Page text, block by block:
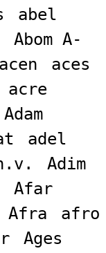
abel
Abom A-
acen
aces
acre
adel
Adim
Afar
Afra
afro
Ages